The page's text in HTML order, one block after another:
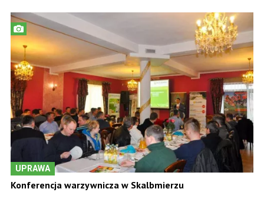
UPRAWA
Konferencja warzywnicza w Skalbmierzu